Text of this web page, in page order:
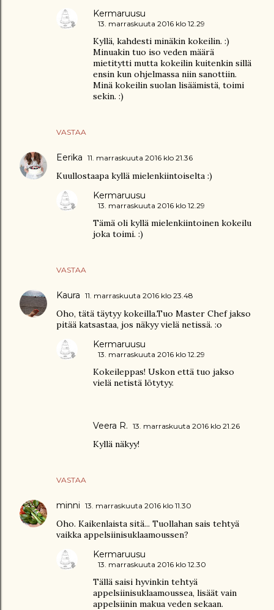
VASTAA
Kermaruusu
13. marraskuuta 2016 klo 12.29
Kyllä, kahdesti minäkin kokeilin. :)
Minuakin tuo iso veden määrä
mietitytti mutta kokeilin kuitenkin sillä
ensin kun ohjelmassa niin sanottiin.
Minä kokeilin suolan lisäämistä, toimi
sekin. :)
Eerika 11. marraskuuta 2016 klo 21.36
Kuullostaapa kyllä mielenkiintoiselta :)
VASTAA
Kermaruusu
13. marraskuuta 2016 klo 12.29
Tämä oli kyllä mielenkiintoinen kokeilu
joka toimi. :)
Kaura 11. marraskuuta 2016 klo 23.48
Oho, tätä täytyy kokeilla.Tuo Master Chef jakso
pitää katsastaa, jos näkyy vielä netissä. :o
VASTAA
Kermaruusu
13. marraskuuta 2016 klo 12.29
Kokeileppas! Uskon että tuo jakso
vielä netistä lötytyy.
Veera R. 13. marraskuuta 2016 klo 21.26
Kyllä näkyy!
minni 13. marraskuuta 2016 klo 11.30
Oho. Kaikenlaista sitä... Tuollahan sais tehtyä
vaikka appelsiinisuklaamoussen?
Kermaruusu
13. marraskuuta 2016 klo 12.30
Tällä saisi hyvinkin tehtyä
appelsiinisuklaamoussea, lisäät vain
appelsiinin makua veden sekaan.